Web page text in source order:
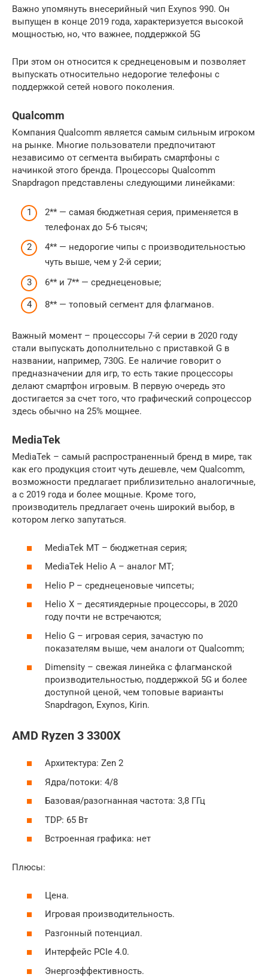
Важно упомянуть внесерийный чип Exynos 990. Он
выпущен в конце 2019 года, характеризуется высокой
мощностью, но, что важнее, поддержкой 5G
При этом он относится к среднеценовым и позволяет
выпускать относительно недорогие телефоны с
поддержкой сетей нового поколения.
Qualcomm
Компания Qualcomm является самым сильным игроком
на рынке. Многие пользователи предпочитают
независимо от сегмента выбирать смартфоны с
начинкой этого бренда. Процессоры Qualcomm
Snapdragon представлены следующими линейками:
2** — самая бюджетная серия, применяется в
телефонах до 5-6 тысяч;
4** — недорогие чипы с производительностью
чуть выше, чем у 2-й серии;
6** и 7** — среднеценовые;
8** — топовый сегмент для флагманов.
Важный момент – процессоры 7-й серии в 2020 году
стали выпускать дополнительно с приставкой G в
названии, например, 730G. Ее наличие говорит о
предназначении для игр, то есть такие процессоры
делают смартфон игровым. В первую очередь это
достигается за счет того, что графический сопроцессор
здесь обычно на 25% мощнее.
MediaTek
MediaTek – самый распространенный бренд в мире, так
как его продукция стоит чуть дешевле, чем Qualcomm,
возможности предлагает приблизительно аналогичные,
а с 2019 года и более мощные. Кроме того,
производитель предлагает очень широкий выбор, в
котором легко запутаться.
MediaTek MT – бюджетная серия;
MediaTek Helio A – аналог MT;
Helio P – среднеценовые чипсеты;
Helio X – десятиядерные процессоры, в 2020
году почти не встречаются;
Helio G – игровая серия, зачастую по
показателям выше, чем аналоги от Qualcomm;
Dimensity – свежая линейка с флагманской
производительностью, поддержкой 5G и более
доступной ценой, чем топовые варианты
Snapdragon, Exynos, Kirin.
AMD Ryzen 3 3300X
Архитектура: Zen 2
Ядра/потоки: 4/8
Базовая/разогнанная частота: 3,8 ГГц
TDP: 65 Вт
Встроенная графика: нет
Плюсы:
Цена.
Игровая производительность.
Разгонный потенциал.
Интерфейс PCIe 4.0.
Энергоэффективность.